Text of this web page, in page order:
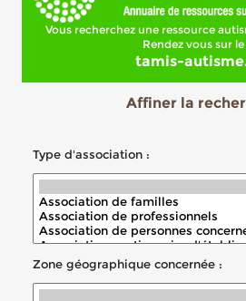
Vous recherchez une ressource
Rendez vous sur
tamis-
Affiner la
Type d'association :
Zone géographique concernée :